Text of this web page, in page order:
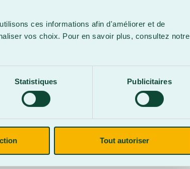
ces informations afin d'améliorer et de
vos choix. Pour en savoir plus, consultez notre
Statistiques Publicitaires
Tout autoriser